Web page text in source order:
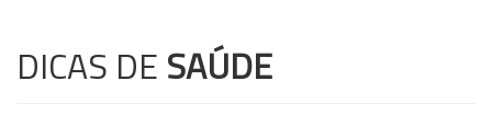
DICAS DE SAÚDE